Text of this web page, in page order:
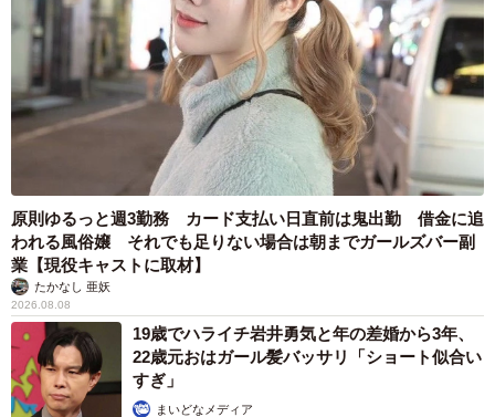
原則ゆるっと週3勤務 カード支払い日直前は鬼出勤 借金に追
われる風俗嬢 それでも足りない場合は朝までガールズバー副
業【現役キャストに取材】
たかなし 亜妖
2026.08.08
19歳でハライチ岩井勇気と年の差婚から3年、
22歳元おはガール髪バッサリ「ショート似合い
すぎ」
まいどなメディア